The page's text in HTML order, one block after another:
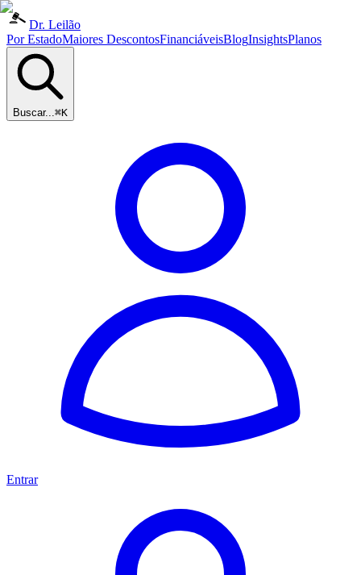
Dr. Leilão
Por EstadoMaiores DescontosFinanciáveisBlogInsightsPlanos
Buscar...⌘K
Entrar